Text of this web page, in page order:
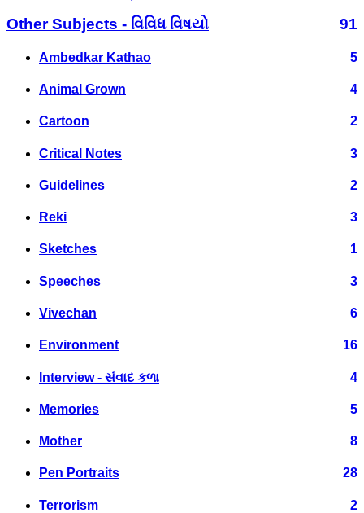
Other Subjects - વિવિધ વિષયો
91
Ambedkar Kathao 5
Animal Grown 4
Cartoon 2
Critical Notes 3
Guidelines 2
Reki 3
Sketches 1
Speeches 3
Vivechan 6
Environment 16
Interview - સંવાદ કળા 4
Memories 5
Mother 8
Pen Portraits 28
Terrorism 2